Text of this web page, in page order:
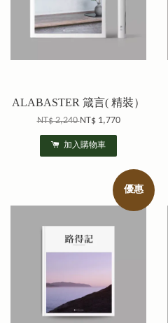
ALABASTER 箴言( 精裝）
NT$ 2,240NT$ 1,770
加入購物車
優惠